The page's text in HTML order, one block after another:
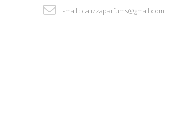
E-mail : calizzaparfums@gmail.com